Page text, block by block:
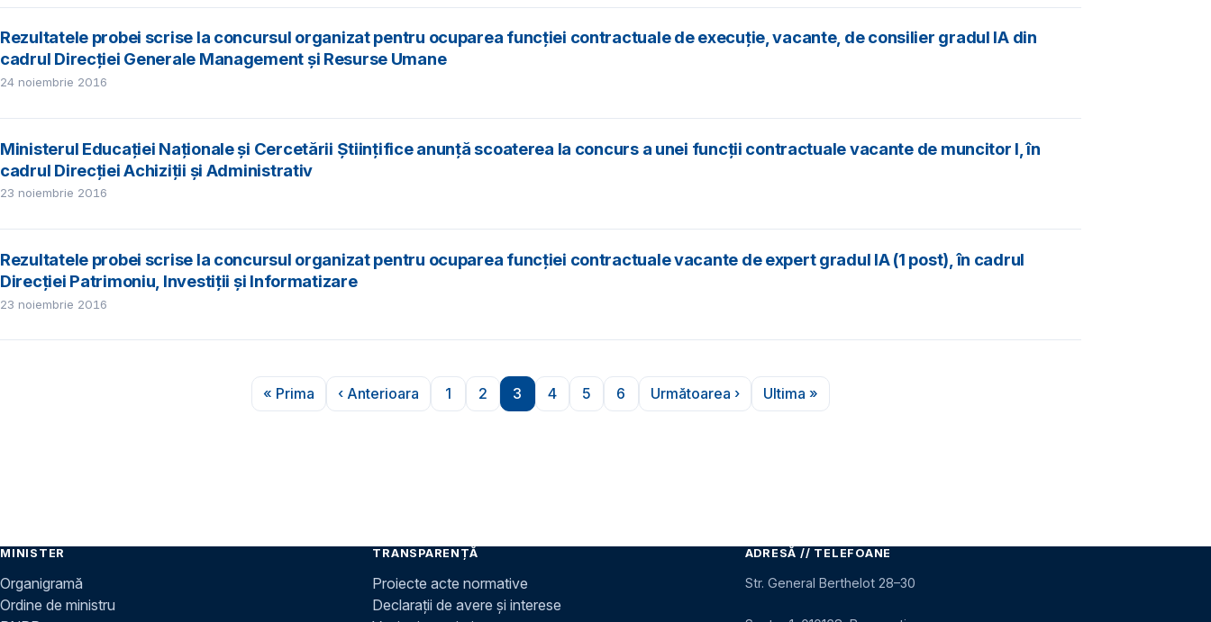
Rezultatele probei scrise la concursul organizat pentru ocuparea funcţiei contractuale de execuţie, vacante, de consilier gradul IA din
cadrul Direcţiei Generale Management şi Resurse Umane
24 noiembrie 2016
Ministerul Educației Naționale şi Cercetării Științifice anunță scoaterea la concurs a unei funcții contractuale vacante de muncitor I, în
cadrul Direcției Achiziții și Administrativ
23 noiembrie 2016
Rezultatele probei scrise la concursul organizat pentru ocuparea funcției contractuale vacante de expert gradul IA (1 post), în cadrul
Direcției Patrimoniu, Investiții și Informatizare
23 noiembrie 2016
Prima pagină
« Prima
Pagina anterioară
‹ Anterioara
Pagina
1
Pagina
2
Pagina
3
Pagina
4
Pagina
5
Pagina
6
Pagina următoare
Următoarea ›
Ultima pagină
Ultima »
MINISTER
Organigramă
Ordine de ministru
TRANSPARENȚĂ
Proiecte acte normative
Declarații de avere și interese
ADRESĂ // TELEFOANE
Str. General Berthelot 28–30